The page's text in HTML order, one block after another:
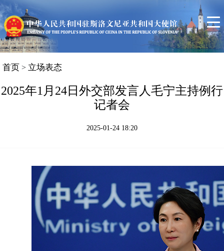
使馆信息
斯洛文尼亚概况
联系我们
首页 > 立场表态
2025年1月24日外交部发言人毛宁主持例行
记者会
2025-01-24 18:20